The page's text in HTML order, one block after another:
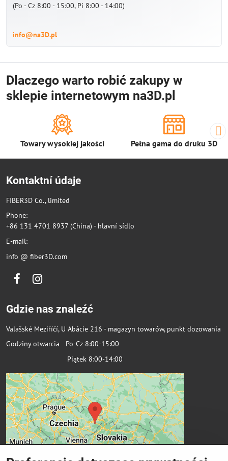
(Po - Cz 8:00 - 15:00, Pi 8:00 - 14:00)
info@na3D.pl
Dlaczego warto robić zakupy w
sklepie internetowym na3D.pl
Towary wysokiej jakości Pełna gama do druku 3D
Kontaktní údaje
FIBER3D Co., limited
Phone:
+86 131 4701 8937 (China) - hlavní sídlo
E-mail:
info @ fiber3D.com
FacebookInstagram
Gdzie nas znaleźć
Valašské Meziříčí, U Abácie 216 - magazyn towarów, punkt dozowania
Godziny otwarcia Po-Cz 8:00-15:00
Piątek 8:00-14:00